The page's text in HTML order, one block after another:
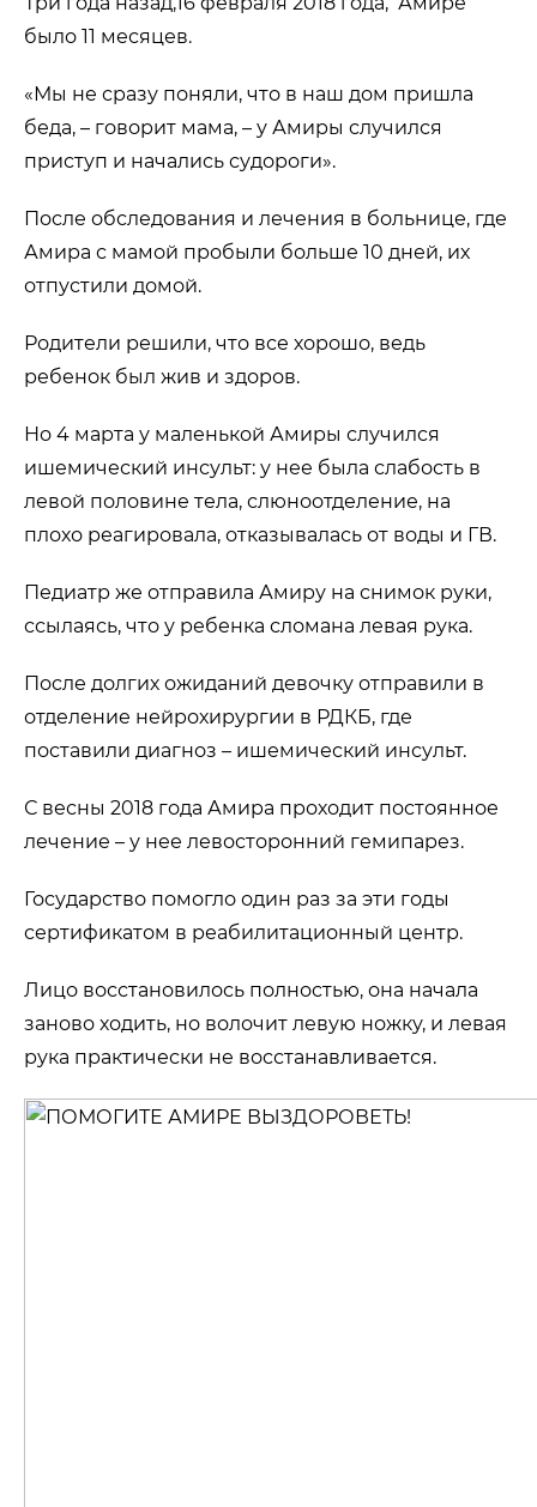
было 11 месяцев.
«Мы не сразу поняли, что в наш дом пришла
беда, – говорит мама, – у Амиры случился
приступ и начались судороги».
После обследования и лечения в больнице, где
Амира с мамой пробыли больше 10 дней, их
отпустили домой.
Родители решили, что все хорошо, ведь
ребенок был жив и здоров.
Но 4 марта у маленькой Амиры случился
ишемический инсульт: у нее была слабость в
левой половине тела, слюноотделение, на
плохо реагировала, отказывалась от воды и ГВ.
Педиатр же отправила Амиру на снимок руки,
ссылаясь, что у ребенка сломана левая рука.
После долгих ожиданий девочку отправили в
отделение нейрохирургии в РДКБ, где
поставили диагноз – ишемический инсульт.
С весны 2018 года Амира проходит постоянное
лечение – у нее левосторонний гемипарез.
Государство помогло один раз за эти годы
сертификатом в реабилитационный центр.
Лицо восстановилось полностью, она начала
заново ходить, но волочит левую ножку, и левая
рука практически не восстанавливается.